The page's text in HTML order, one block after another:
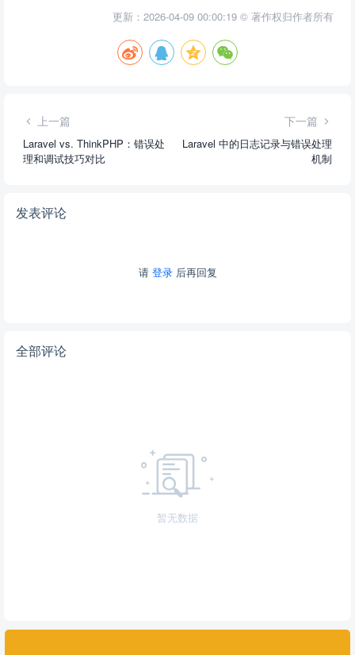
更新：2026-04-09 00:00:19 © 著作权归作者所有
上一篇
Laravel vs. ThinkPHP：错误处
理和调试技巧对比
下一篇
Laravel 中的日志记录与错误处理
机制
发表评论
请 登录后再回复
全部评论
暂无数据